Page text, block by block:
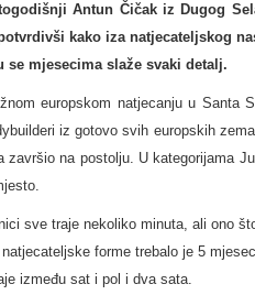
Antun Čičak iz Dugog
kako iza natjecateljskog
se mjesecima slaže svaki detalj.
europskom natjecanju u Santa
iz gotovo svih europskih
završio na postolju. U kategorijama
sve traje nekoliko minuta, ali ono
forme trebalo je 5
između sat i pol i dva sata.